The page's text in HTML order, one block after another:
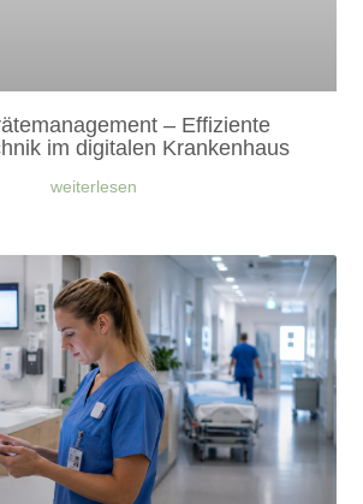
– Effiziente
im digitalen Krankenhaus
weiterlesen